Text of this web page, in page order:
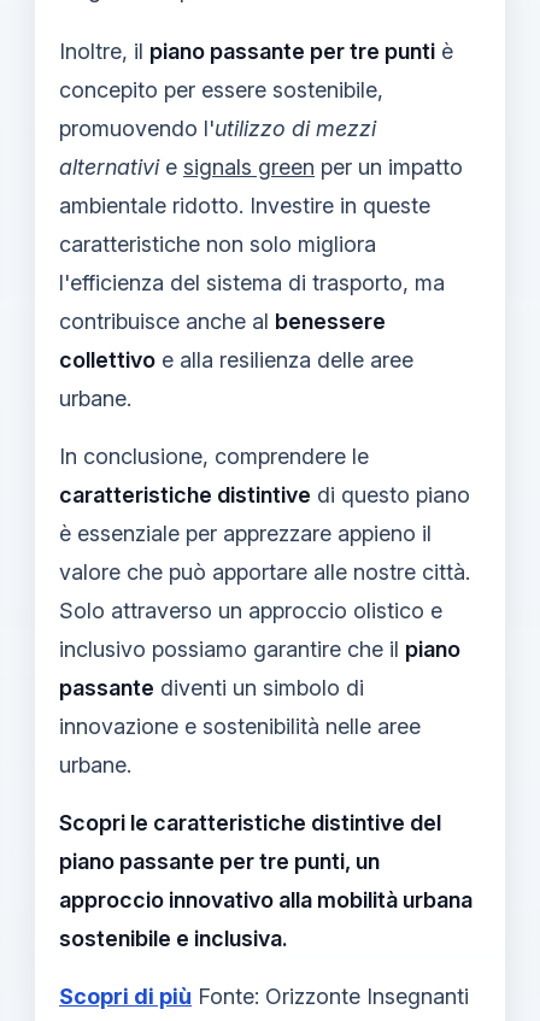
Inoltre, il piano passante per tre punti è
concepito per essere sostenibile,
promuovendo l'utilizzo di mezzi
alternativie signals green per un impatto
ambientale ridotto. Investire in queste
caratteristiche non solo migliora
l'efficienza del sistema di trasporto, ma
contribuisce anche al benessere
collettivo e alla resilienza delle aree
urbane.
In conclusione, comprendere le
caratteristiche distintive di questo piano
è essenziale per apprezzare appieno il
valore che può apportare alle nostre città.
Solo attraverso un approccio olistico e
inclusivo possiamo garantire che il piano
passante diventi un simbolo di
innovazione e sostenibilità nelle aree
urbane.
Scopri le caratteristiche distintive del
piano passante per tre punti, un
approccio innovativo alla mobilità urbana
sostenibile e inclusiva.
Scopri di più Fonte: Orizzonte Insegnanti